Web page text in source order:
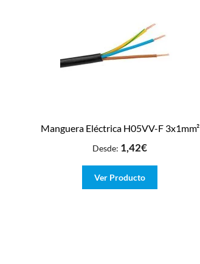
Manguera Eléctrica H05VV-F 3x1mm²
Desde: 1,42€
Ver Producto